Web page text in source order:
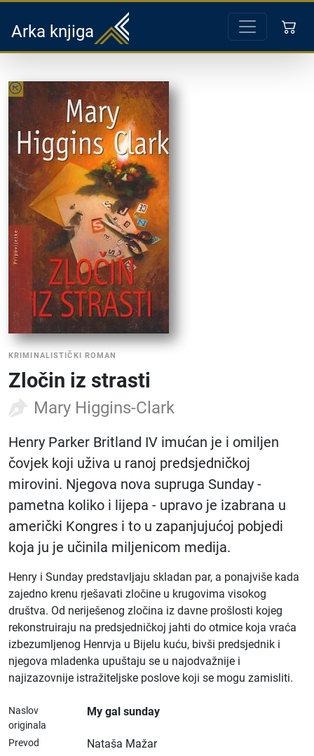
Arka knjiga
KRIMINALISTIČKI ROMAN
Zločin iz strasti
Mary Higgins-Clark
Henry Parker Britland IV imućan je i omiljen
čovjek koji uživa u ranoj predsjedničkoj
mirovini. Njegova nova supruga Sunday -
pametna koliko i lijepa - upravo je izabrana u
američki Kongres i to u zapanjujućoj pobjedi
koja ju je učinila miljenicom medija.
Henry i Sunday predstavljaju skladan par, a ponajviše kada
zajedno krenu rješavati zločine u krugovima visokog
društva. Od neriješenog zločina iz davne prošlosti kojeg
rekonstruiraju na predsjedničkoj jahti do otmice koja vraća
izbezumljenog Henrvja u Bijelu kuću, bivši predsjednik i
njegova mladenka upuštaju se u najodvažnije i
najizazovnije istražiteljske poslove koji se mogu zamisliti.
Naslov
originala
My gal sunday
Prevod Nataša Mažar